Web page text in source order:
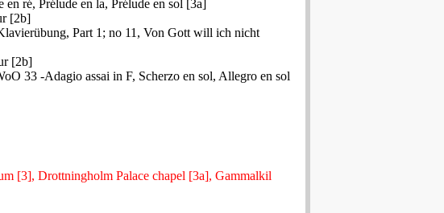
en ré, Prélude en la, Prélude en sol [3a]
[2b]
Part 1; no 11, Von Gott will ich nicht
[2b]
33 -Adagio assai in F, Scherzo en sol, Allegro en sol
[3], Drottningholm Palace chapel [3a], Gammalkil